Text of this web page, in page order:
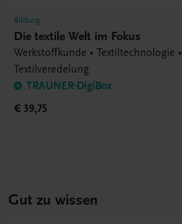
Bildung
Die textile Welt im Fokus
Werkstoffkunde • Textiltechnologie
Textilveredelung
TRAUNER-DigiBox
€ 39,75
Gut zu wissen